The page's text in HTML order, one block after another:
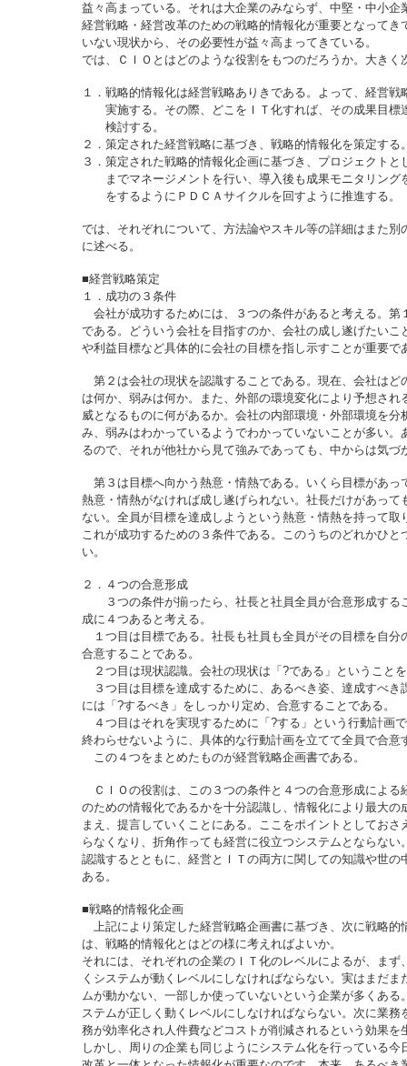
益々高まっている。それは大企業のみならず、中堅・中小
経営戦略・経営改革のための戦略的情報化が重要となって
いない現状から、その必要性が益々高まってきている。
では、ＣＩＯとはどのような役割をもつのだろうか。大きく
１．戦略的情報化は経営戦略ありきである。よって、経営戦
実施する。その際、どこをＩＴ化すれば、その成果目標
検討する。
２．策定された経営戦略に基づき、戦略的情報化を策定する
３．策定された戦略的情報化企画に基づき、プロジェクト
までマネージメントを行い、導入後も成果モニタリング
をするようにＰＤＣＡサイクルを回すように推進する。
では、それぞれについて、方法論やスキル等の詳細はまた
に述べる。
■経営戦略策定
１．成功の３条件
会社が成功するためには、３つの条件があると考える。第
である。どういう会社を目指すのか、会社の成し遂げたい
や利益目標など具体的に会社の目標を指し示すことが重要
第２は会社の現状を認識することである。現在、会社はど
は何か、弱みは何か。また、外部の環境変化により予想さ
威となるものに何があるか。会社の内部環境・外部環境を
み、弱みはわかっているようでわかっていないことが多い
るので、それが他社から見て強みであっても、中からは気づ
第３は目標へ向かう熱意・情熱である。いくら目標があっ
熱意・情熱がなければ成し遂げられない。社長だけがあっ
ない。全員が目標を達成しようという熱意・情熱を持って取
これが成功するための３条件である。このうちのどれかひ
い。
２．４つの合意形成
３つの条件が揃ったら、社長と社員全員が合意形成する
成に４つあると考える。
１つ目は目標である。社長も社員も全員がその目標を自分
合意することである。
２つ目は現状認識。会社の現状は「?である」ということ
３つ目は目標を達成するために、あるべき姿、達成すべき
には「?するべき」をしっかり定め、合意することである。
４つ目はそれを実現するために「?する」という行動計画
終わらせないように、具体的な行動計画を立てて全員で合意
この４つをまとめたものが経営戦略企画書である。
ＣＩＯの役割は、この３つの条件と４つの合意形成による
のための情報化であるかを十分認識し、情報化により最大
まえ、提言していくことにある。ここをポイントとしてお
らなくなり、折角作っても経営に役立つシステムとならな
認識するとともに、経営とＩＴの両方に関しての知識や世
ある。
■戦略的情報化企画
上記により策定した経営戦略企画書に基づき、次に戦略的
は、戦略的情報化とはどの様に考えればよいか。
それには、それぞれの企業のＩＴ化のレベルによるが、ま
くシステムが動くレベルにしなければならない。実はまだ
ムが動かない、一部しか使っていないという企業が多くあ
ステムが正しく動くレベルにしなければならない。次に業
務が効率化され人件費などコストが削減されるという効果を
しかし、周りの企業も同じようにシステム化を行っている